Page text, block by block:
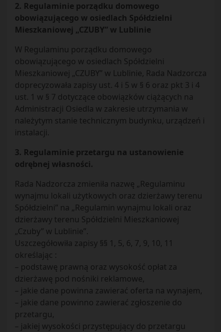
2. Regulaminie porządku domowego
obowiązującego w osiedlach Spółdzielni
Mieszkaniowej „CZUBY” w Lublinie
W Regulaminu porządku domowego
obowiązującego w osiedlach Spółdzielni
Mieszkaniowej „CZUBY” w Lublinie, Rada Nadzorcza
doprecyzowała zapisy ust. 4 i 5 w § 6 oraz pkt 3 i 4
ust. 1 w § 7 dotyczące obowiązków ciążących na
Administracji Osiedla w zakresie utrzymania w
należytym stanie technicznym budynku, urządzeń i
instalacji.
3. Regulaminie przetargu na ustanowienie
odrębnej własności.
Rada Nadzorcza zmieniła nazwę „Regulaminu
wynajmu lokali użytkowych oraz dzierżawy terenu
Spółdzielni” na „Regulamin wynajmu lokali oraz
dzierżawy terenu Spółdzielni Mieszkaniowej
„Czuby” w Lublinie”.
Uszczegółowiła zapisy §§ 1, 5, 6, 7, 9, 10, 11
określając :
– podstawę prawną oraz wysokość opłat za
dzierżawę pod nośniki reklamowe,
– jakie dane powinna zawierać oferta na wynajem,
– jakie dane powinno zawierać zgłoszenie do
przetargu,
– jakiej wysokości przystępujący do przetargu